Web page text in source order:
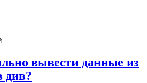
вывести данные из
див?